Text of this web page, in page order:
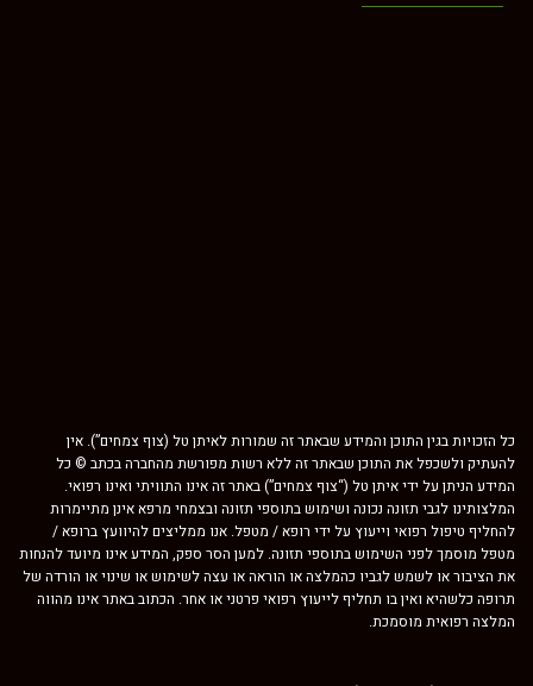
כל הזכויות בגין התוכן והמידע שבאתר זה שמורות לאיתן טל (צוף צמחים”). אין
להעתיק ולשכפל את התוכן שבאתר זה ללא רשות מפורשת מהחברה בכתב © כל
המידע הניתן על ידי איתן טל (“צוף צמחים”) באתר זה אינו התוויתי ואינו רפואי.
המלצותינו לגבי תזונה נכונה ושימוש בתוספי תזונה ובצמחי מרפא אינן מתיימרות
להחליף טיפול רפואי וייעוץ על ידי רופא / מטפל. אנו ממליצים להיוועץ ברופא /
מטפל מוסמך לפני השימוש בתוספי תזונה. למען הסר ספק, המידע אינו מיועד להנחות
את הציבור או לשמש לגביו כהמלצה או הוראה או עצה לשימוש או שינוי או הורדה של
תרופה כלשהיא ואין בו תחליף לייעוץ רפואי פרטני או אחר. הכתוב באתר אינו מהווה
המלצה רפואית מוסמכת.